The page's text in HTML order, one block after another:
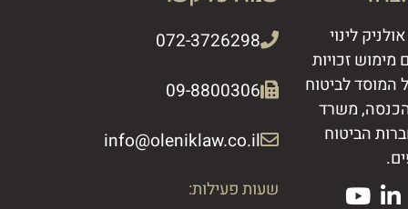
לינוי
מימוש זכויות
המוסד לביטוח
משרד
הביטוח
072-3726298
09-8800306​
info@oleniklaw.co.il ​
שעות פעילות: